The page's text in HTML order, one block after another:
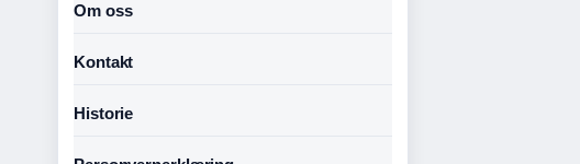
Om oss
Kontakt
Historie